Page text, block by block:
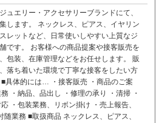
ュエリー・アクセサリーブランドにて、
します。 ネックレス、ピアス、イヤリン
レットなど、日常使いしやすい上質なジ
です。 お客様への商品提案や接客販売を
包装、在庫管理などをお任せします。 販
落ち着いた環境で丁寧な接客をしたい方
具体的には… ・接客販売 ・商品のご案
・納品、品出し ・修理の承り ・清掃 ・
・包装業務、リボン掛け ・売上報告、
随業務 ■取扱商品 ネックレス、ピアス、